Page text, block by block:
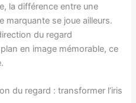
la différence entre une
marquante se joue ailleurs.
du regard
en image mémorable, ce
du regard : transformer l’iris